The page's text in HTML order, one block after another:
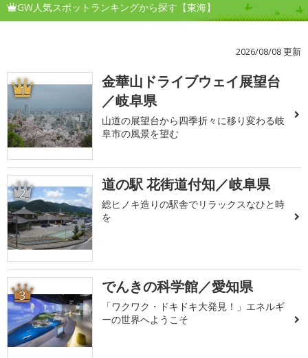
GW人気スポットランキングから探す【東海】
2026/08/08 更新
1
金華山ドライブウェイ展望台
／岐阜県
山道の展望台から四季折々に移り変わる岐
阜市の風景を望む
2 道の駅 花街道付知／岐阜県
総ヒノキ造りの駅舎でリラックスなひと時
を
3 でんきの科学館／愛知県
「ワクワク・ドキドキ大発見！」エネルギ
ーの世界へようこそ